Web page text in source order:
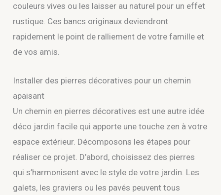
couleurs vives ou les laisser au naturel pour un effet
rustique. Ces bancs originaux deviendront
rapidement le point de ralliement de votre famille et
de vos amis.
Installer des pierres décoratives pour un chemin
apaisant
Un chemin en pierres décoratives est une autre idée
déco jardin facile qui apporte une touche zen à votre
espace extérieur. Décomposons les étapes pour
réaliser ce projet. D’abord, choisissez des pierres
qui s’harmonisent avec le style de votre jardin. Les
galets, les graviers ou les pavés peuvent tous